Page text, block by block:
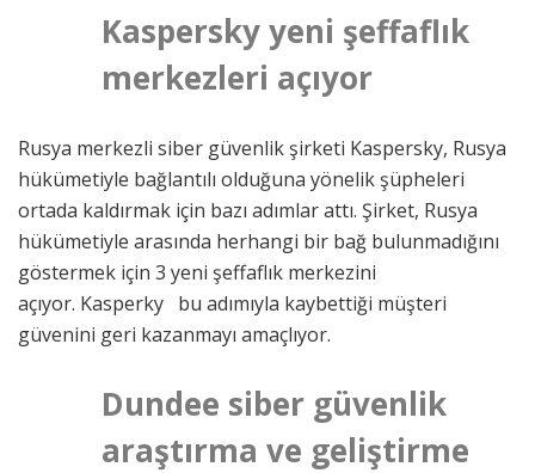
Kaspersky yeni şeffaflık
merkezleri açıyor
Rusya merkezli siber güvenlik şirketi Kaspersky, Rusya
hükümetiyle bağlantılı olduğuna yönelik şüpheleri
ortada kaldırmak için bazı adımlar attı. Şirket, Rusya
hükümetiyle arasında herhangi bir bağ bulunmadığını
göstermek için 3 yeni şeffaflık merkezini
açıyor. Kasperky bu adımıyla kaybettiği müşteri
güvenini geri kazanmayı amaçlıyor.
Dundee siber güvenlik
araştırma ve geliştirme